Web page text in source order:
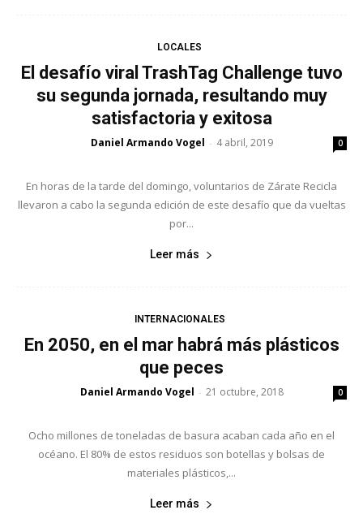
LOCALES
El desafío viral TrashTag Challenge tuvo
su segunda jornada, resultando muy
satisfactoria y exitosa
Daniel Armando Vogel - 4 abril, 2019 0
En horas de la tarde del domingo, voluntarios de Zárate Recicla
llevaron a cabo la segunda edición de este desafío que da vueltas
por...
Leer más
INTERNACIONALES
En 2050, en el mar habrá más plásticos
que peces
Daniel Armando Vogel - 21 octubre, 2018 0
Ocho millones de toneladas de basura acaban cada año en el
océano. El 80% de estos residuos son botellas y bolsas de
materiales plásticos,...
Leer más